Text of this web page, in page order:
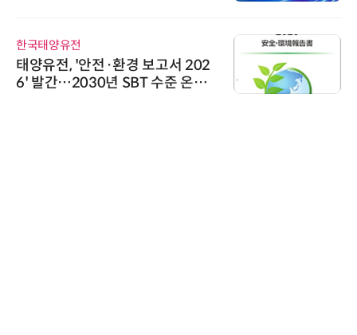
시놀로지, SK네트웍스서비스와 영
상 보안 카메라 국내 독점 판매 파